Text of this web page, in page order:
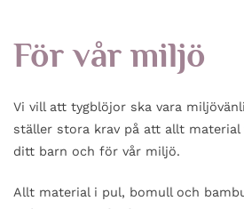
För vår miljö
Vi vill att tygblöjor ska vara
ställer stora krav på att allt
ditt barn och för vår miljö.
Allt material i pul, bomull och